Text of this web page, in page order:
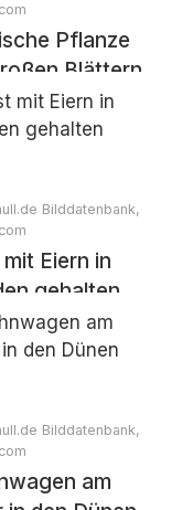
Pflanze
Blättern
Bilddatenbank,
Eiern in
gehalten
Bilddatenbank,
am